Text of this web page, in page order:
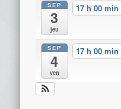
SEP
3
jeu
17 h 00 min
SEP
4
ven
17 h 00 min